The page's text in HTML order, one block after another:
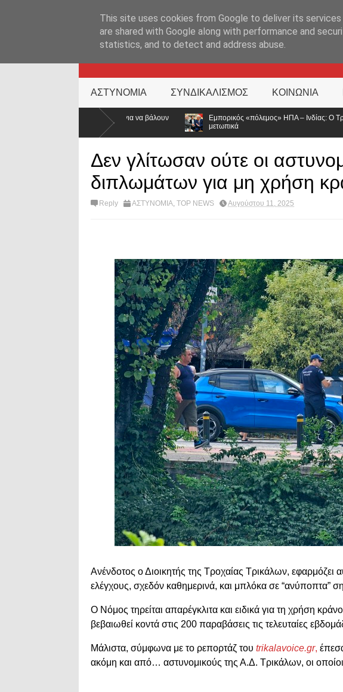
KATEHACKER
ΑΣΤΥΝΟΜΙΑ ΣΥΝΔΙΚΑΛΙΣΜΟΣ ΚΟΙΝΩΝΙΑ
Εμπορικός «πόλεμος» ΗΠΑ – Ινδίας: Ο Τραμπ ανεβάζει τους δασμούς στο
μετωπικά
Δεν γλίτωσαν ούτε οι
διπλωμάτων για μη χρήση
Reply ΑΣΤΥΝΟΜΙΑ, TOP NEWS Αυγούστου 11, 2025
Ανένδοτος ο Διοικητής της Τροχαίας Τρικάλων, εφαρμόζει
ελέγχους, σχεδόν καθημερινά, και μπλόκα σε “ανύποπτα”
Ο Νόμος τηρείται απαρέγκλιτα και ειδικά για τη χρήση
βεβαιωθεί κοντά στις 200 παραβάσεις τις τελευταίες
Μάλιστα, σύμφωνα με το ρεπορτάζ του trikalavoice.gr,
ακόμη και από… αστυνομικούς της Α.Δ. Τρικάλων, οι
This site uses cookies from Google to deliver its
are shared with Google along with performance and
statistics, and to detect and address abuse.